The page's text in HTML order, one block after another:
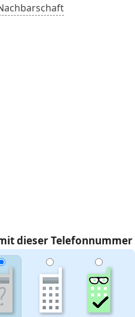
dieser Telefonnummer